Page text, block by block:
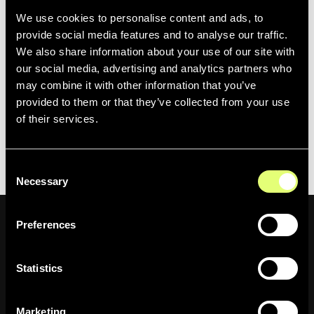
We use cookies to personalise content and ads, to
provide social media features and to analyse our traffic.
We also share information about your use of our site with
our social media, advertising and analytics partners who
may combine it with other information that you’ve
provided to them or that they’ve collected from your use
of their services.
Selection
Necessary
Preferences
Statistics
Marketing
LucidLink en toute transparence, nous travaillons sur
plusieurs fuseaux horaires et régions du monde sans
jamais perdre d’informations. »
Moments Lab et LucidLink seront tous deux présents au
MPTSà Londres, les 14 et 15 mai 2025, sur les stands T6
et M59 respectivement,
Newsletter